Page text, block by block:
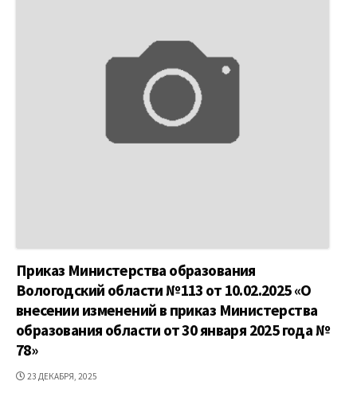
Приказ Министерства образования
Вологодский области №113 от 10.02.2025 «О
внесении изменений в приказ Министерства
образования области от 30 января 2025 года №
78»
ДАТА
23 ДЕКАБРЯ, 2025